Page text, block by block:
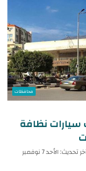
محافظات
سيارات نظافة
أ ش أ نشر في: الأحد 7 نوفمبر 2021 - 10:01 م | آخر تحديث: الأحد 7 نوفمبر